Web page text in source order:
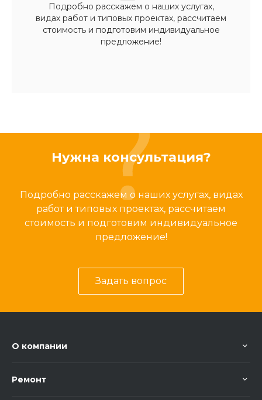
Подробно расскажем о наших услугах,
видах работ и типовых проектах, рассчитаем
стоимость и подготовим индивидуальное
предложение!
Нужна консультация?
Подробно расскажем о наших услугах, видах
работ и типовых проектах, рассчитаем
стоимость и подготовим индивидуальное
предложение!
Задать вопрос
О компании
Ремонт